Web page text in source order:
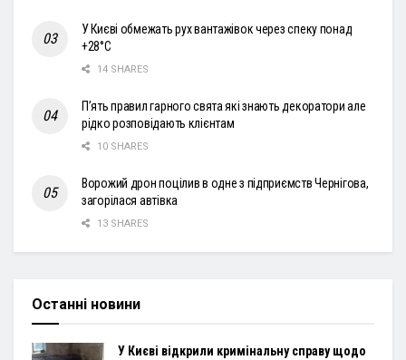
У Києві обмежать рух вантажівок через спеку понад
+28°С
14 SHARES
П’ять правил гарного свята які знають декоратори але
рідко розповідають клієнтам
10 SHARES
Ворожий дрон поцілив в одне з підприємств Чернігова,
загорілася автівка
13 SHARES
Останні новини
У Києві відкрили кримінальну справу щодо